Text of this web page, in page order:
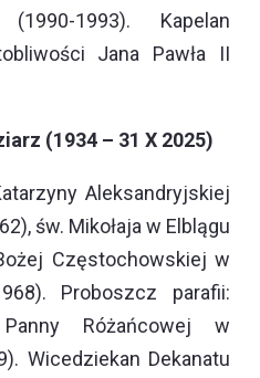
1993). Kapelan
Jana Pawła II
(1934 – 31 X 2025)
Aleksandryjskiej
św. Mikołaja w Elblągu
Częstochowskiej w
Proboszcz parafii:
Różańcowej w
Wicedziekan Dekanatu